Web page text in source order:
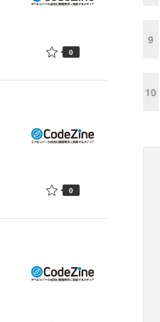
0
0
9
10